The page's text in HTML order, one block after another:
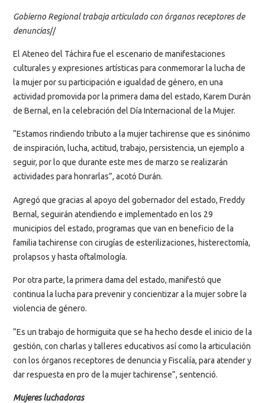
Gobierno Regional trabaja articulado con órganos receptores de
denuncias//
El Ateneo del Táchira fue el escenario de manifestaciones
culturales y expresiones artísticas para conmemorar la lucha de
la mujer por su participación e igualdad de género, en una
actividad promovida por la primera dama del estado, Karem Durán
de Bernal, en la celebración del Día Internacional de la Mujer.
“Estamos rindiendo tributo a la mujer tachirense que es sinónimo
de inspiración, lucha, actitud, trabajo, persistencia, un ejemplo a
seguir, por lo que durante este mes de marzo se realizarán
actividades para honrarlas”, acotó Durán.
Agregó que gracias al apoyo del gobernador del estado, Freddy
Bernal, seguirán atendiendo e implementado en los 29
municipios del estado, programas que van en beneficio de la
familia tachirense con cirugías de esterilizaciones, histerectomía,
prolapsos y hasta oftalmología.
Por otra parte, la primera dama del estado, manifestó que
continua la lucha para prevenir y concientizar a la mujer sobre la
violencia de género.
“Es un trabajo de hormiguita que se ha hecho desde el inicio de la
gestión, con charlas y talleres educativos así como la articulación
con los órganos receptores de denuncia y Fiscalía, para atender y
dar respuesta en pro de la mujer tachirense”, sentenció.
Mujeres luchadoras